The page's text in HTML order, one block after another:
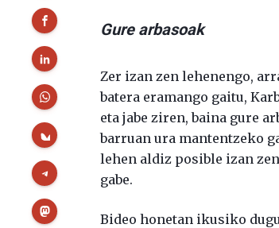
Gure arbasoak
Zer izan zen lehenengo,
batera eramango gaitu,
eta jabe ziren, baina gure
barruan ura mantentzeko
lehen aldiz posible izan
gabe.
Bideo honetan ikusiko